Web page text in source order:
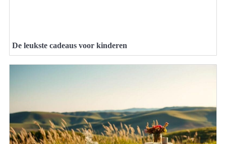
De leukste cadeaus voor kinderen